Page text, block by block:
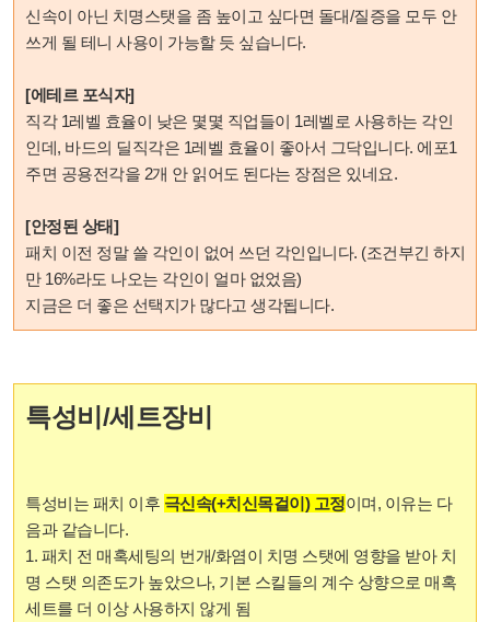
신속이 아닌 치명스탯을 좀 높이고 싶다면 돌대/질증을 모두 안
쓰게 될 테니 사용이 가능할 듯 싶습니다.
[에테르 포식자]
직각 1레벨 효율이 낮은 몇몇 직업들이 1레벨로 사용하는 각인
인데, 바드의 딜직각은 1레벨 효율이 좋아서 그닥입니다. 에포1
주면 공용전각을 2개 안 읽어도 된다는 장점은 있네요.
[안정된 상태]
패치 이전 정말 쓸 각인이 없어 쓰던 각인입니다. (조건부긴 하지
만 16%라도 나오는 각인이 얼마 없었음)
지금은 더 좋은 선택지가 많다고 생각됩니다.
특성비/세트장비
특성비는 패치 이후 극신속(+치신목걸이) 고정이며, 이유는 다
음과 같습니다.
1. 패치 전 매혹세팅의 번개/화염이 치명 스탯에 영향을 받아 치
명 스탯 의존도가 높았으나, 기본 스킬들의 계수 상향으로 매혹
세트를 더 이상 사용하지 않게 됨